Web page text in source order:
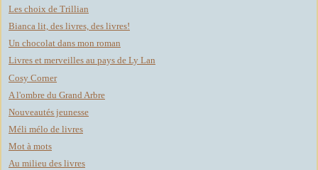
Les choix de Trillian
Bianca lit, des livres, des livres!
Un chocolat dans mon roman
Livres et merveilles au pays de Ly Lan
Cosy Corner
A l'ombre du Grand Arbre
Nouveautés jeunesse
Méli mélo de livres
Mot à mots
Au milieu des livres